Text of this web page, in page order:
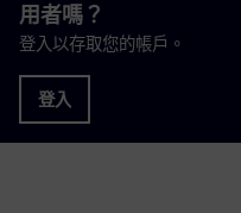
用者嗎？
登入以存取您的帳戶。
登入